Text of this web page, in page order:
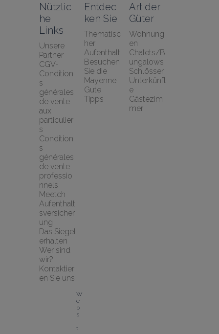
Nützlic
he
Links
Unsere
Partner
CGV-
Condition
s
générales
de vente
aux
particulier
s
Condition
s
générales
de vente
professio
nnels
Meetch
Aufenthalt
sversicher
ung
Das Siegel
erhalten
Wer sind
wir?
Kontaktier
en Sie uns
Entdec
ken Sie
Thematisc
her
Aufenthalt
Besuchen
Sie die
Mayenne
Gute
Tipps
Art der
Güter
Wohnung
en
Chalets/B
ungalows
Schlösser
Unterkünft
e
Gästezim
mer
W
e
b
s
i
t